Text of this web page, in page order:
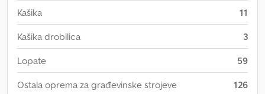
Kašika 11
Kašika drobilica 3
Lopate 59
Ostala oprema za građevinske strojeve 126